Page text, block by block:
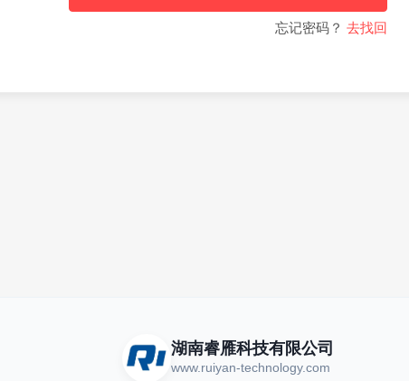
忘记密码？ 去找回
湖南睿雁科技有限公司
www.ruiyan-technology.com